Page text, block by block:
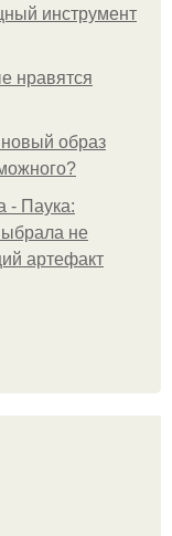
инструмент
нравятся
образ
- Паука:
не
артефакт